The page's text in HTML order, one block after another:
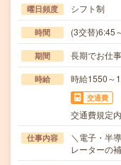
曜日頻度 シフト制
時間 (3交替)6:45
期間 長期でお仕
時給 時給1550～
交通費
交通費規定
仕事内容
＼電子・半
レーターの